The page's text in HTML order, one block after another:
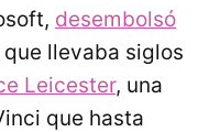
desembolsó
llevaba siglos
Leicester, una
que hasta